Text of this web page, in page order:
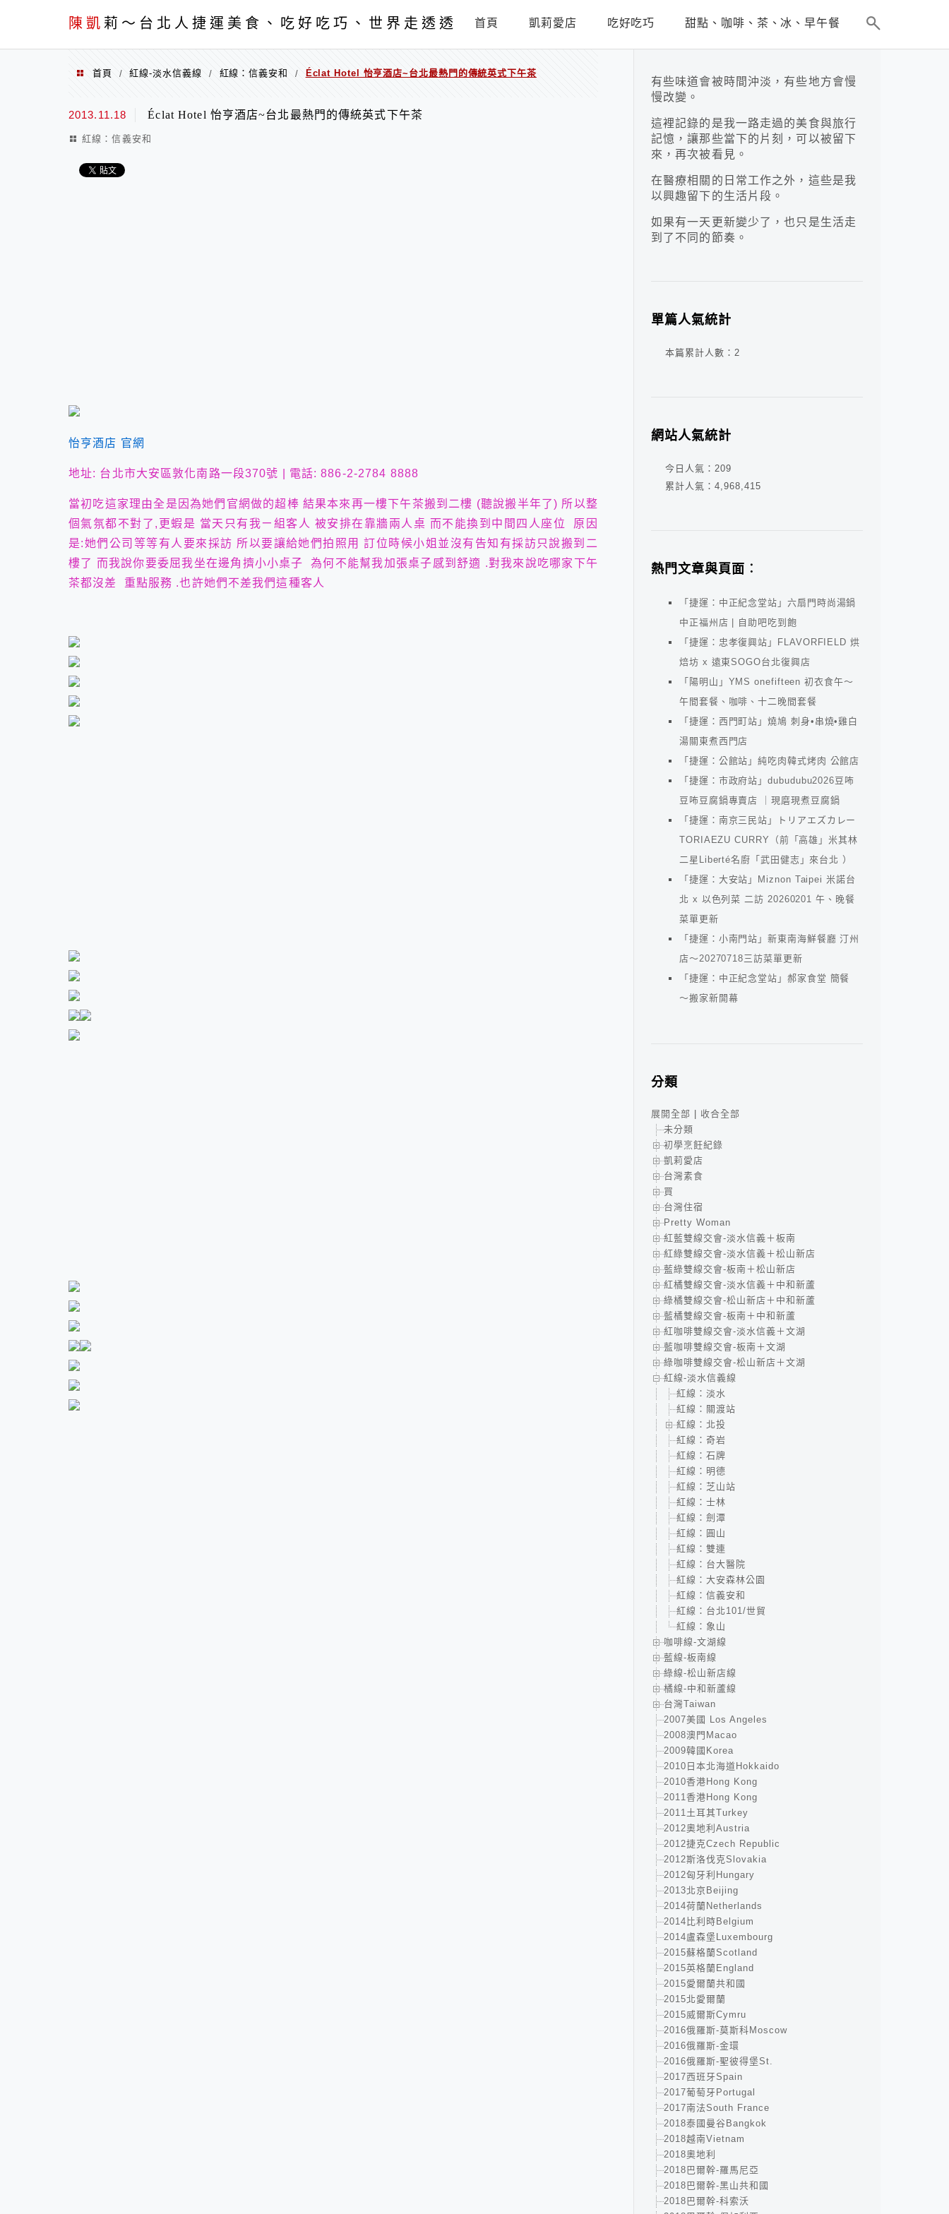
陳凱 莉～台北人捷運美食、吃好吃巧、世界走透透
menu
首頁 凱莉愛店 吃好吃巧 甜點、咖啡、茶、冰、早午餐
首頁 / 紅線-淡水信義線 / 紅線：信義安和 / Éclat Hotel 怡亨酒店~台北最熱門的傳統英式下午茶
2013.11.18 Éclat Hotel 怡亨酒店~台北最熱門的傳統英式下午茶
紅線：信義安和
怡亨酒店 官網
地址: 台北市大安區敦化南路一段370號 | 電話: 886-2-2784 8888
當初吃這家理由全是因為她們官網做的超棒 結果本來再一樓下午茶搬到二樓 (聽說搬半年了) 所以整
個氣氛都不對了,更蝦是 當天只有我ㄧ組客人 被安排在靠牆兩人桌 而不能換到中間四人座位 原因
是:她們公司等等有人要來採訪 所以要讓給她們拍照用 訂位時候小姐並沒有告知有採訪只說搬到二
樓了 而我說你要委屈我坐在邊角擠小小桌子 為何不能幫我加張桌子感到舒適 .對我來說吃哪家下午
茶都沒差 重點服務 .也許她們不差我們這種客人
有些味道會被時間沖淡，有些地方會慢
慢改變。
這裡記錄的是我一路走過的美食與旅行
記憶，讓那些當下的片刻，可以被留下
來，再次被看見。
在醫療相關的日常工作之外，這些是我
以興趣留下的生活片段。
如果有一天更新變少了，也只是生活走
到了不同的節奏。
單篇人氣統計
本篇累計人數： 2
網站人氣統計
今日人氣： 209
累計人氣： 4,968,415
熱門文章與頁面︰
「捷運：中正紀念堂站」六扇門時尚湯鍋
中正福州店 | 自助吧吃到飽
「捷運：忠孝復興站」FLAVORFIELD 烘
焙坊 x 遠東SOGO台北復興店
「陽明山」YMS onefifteen 初衣食午～
午間套餐、咖啡、十二晚間套餐
「捷運：西門町站」燒鳩 刺身•串燒•雞白
湯關東煮西門店
「捷運：公館站」純吃肉韓式烤肉 公館店
「捷運：市政府站」dubudubu2026豆咘
豆咘豆腐鍋專賣店 ｜現磨現煮豆腐鍋
「捷運：南京三民站」トリアエズカレー
TORIAEZU CURRY（前「高雄」米其林
二星Liberté名廚「武田健志」來台北 ）
「捷運：大安站」Miznon Taipei 米諾台
北 x 以色列菜 二訪 20260201 午、晚餐
菜單更新
「捷運：小南門站」新東南海鮮餐廳 汀州
店～20270718三訪菜單更新
「捷運：中正紀念堂站」郝家食堂 簡餐
～搬家新開幕
分類
展開全部
收合全部
未分類
初學烹飪紀錄
凱莉愛店
台灣素食
買
台灣住宿
Pretty Woman
紅藍雙線交會-淡水信義＋板南
紅綠雙線交會-淡水信義＋松山新店
藍綠雙線交會-板南＋松山新店
紅橘雙線交會-淡水信義＋中和新蘆
綠橘雙線交會-松山新店＋中和新蘆
藍橘雙線交會-板南＋中和新蘆
紅咖啡雙線交會-淡水信義＋文湖
藍咖啡雙線交會-板南＋文湖
綠咖啡雙線交會-松山新店＋文湖
紅線-淡水信義線
紅線：淡水
紅線：關渡站
紅線：北投
紅線：奇岩
紅線：石牌
紅線：明德
紅線：芝山站
紅線：士林
紅線：劍潭
紅線：圓山
紅線：雙連
紅線：台大醫院
紅線：大安森林公園
紅線：信義安和
紅線：台北101/世貿
紅線：象山
咖啡線-文湖線
藍線-板南線
綠線-松山新店線
橘線-中和新蘆線
台灣Taiwan
2007美國 Los Angeles
2008澳門Macao
2009韓國Korea
2010日本北海道Hokkaido
2010香港Hong Kong
2011香港Hong Kong
2011土耳其Turkey
2012奧地利Austria
2012捷克Czech Republic
2012斯洛伐克Slovakia
2012匈牙利Hungary
2013北京Beijing
2014荷蘭Netherlands
2014比利時Belgium
2014盧森堡Luxembourg
2015蘇格蘭Scotland
2015英格蘭England
2015愛爾蘭共和國
2015北愛爾蘭
2015威爾斯Cymru
2016俄羅斯-莫斯科Moscow
2016俄羅斯-金環
2016俄羅斯-聖彼得堡St.
2017西班牙Spain
2017葡萄牙Portugal
2017南法South France
2018泰國曼谷Bangkok
2018越南Vietnam
2018奧地利
2018巴爾幹-羅馬尼亞
2018巴爾幹-黑山共和國
2018巴爾幹-科索沃